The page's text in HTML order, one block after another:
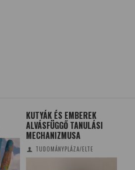
KUTYÁK ÉS EMBEREK
ALVÁSFÜGGŐ TANULÁSI
MECHANIZMUSA
TUDOMÁNYPLÁZA/ELTE